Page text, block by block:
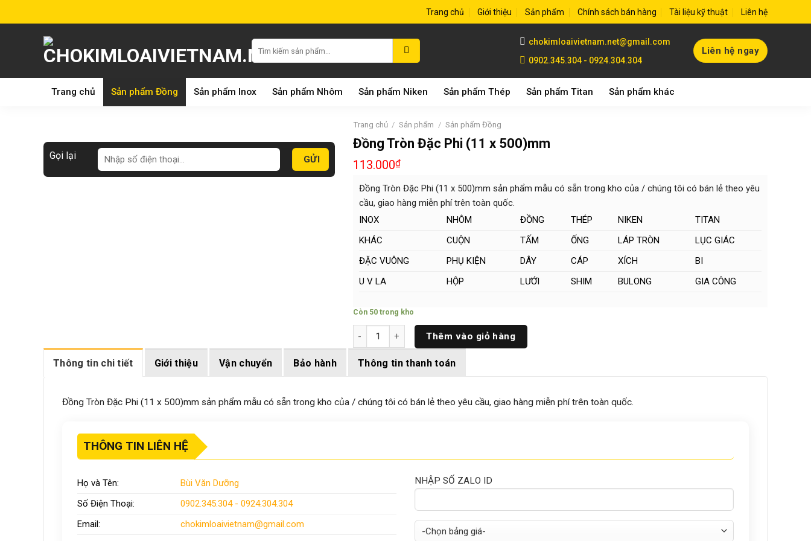
to
Trang chủ Giới thiệu Sản phẩm Chính sách bán hàng Tài liệu kỹ thuật Liên hệ
Tìm
kiếm:
chokimloaivietnam.net@gmail.com
0902.345.304 - 0924.304.304
Liên hệ ngay
Trang chủ Sản phẩm Đồng Sản phẩm Inox Sản phẩm Nhôm Sản phẩm Niken Sản phẩm Thép Sản phẩm Titan Sản phẩm khác
Gọi lại
Trang chủ / Sản phẩm / Sản phẩm Đồng
Đồng Tròn Đặc Phi (11 x 500)mm
113.000₫
Đồng Tròn Đặc Phi (11 x 500)mm sản phẩm mẫu có sẵn trong kho của / chúng tôi có bán lẻ theo yêu
cầu, giao hàng miễn phí trên toàn quốc.
INOX
NHÔM ĐỒNG THÉP NIKEN
TITAN
KHÁC
CUỘN TẤM ỐNG LÁP TRÒN
LỤC GIÁC
ĐẶC VUÔNG
PHỤ KIỆN DÂY CÁP XÍCH
BI
U V LA
HỘP LƯỚI SHIM BULONG GIA CÔNG
Còn 50 trong kho
Đồng Tròn Đặc Phi (11 x 500)mm số lượng
Thêm vào giỏ hàng
Thông tin chi tiết Giới thiệu Vận chuyển Bảo hành Thông tin thanh toán
Đồng Tròn Đặc Phi (11 x 500)mm sản phẩm mẫu có sẵn trong kho của / chúng tôi có bán lẻ theo yêu cầu, giao hàng miễn phí trên toàn quốc.
THÔNG TIN LIÊN HỆ
Họ và Tên:
Bùi Văn Dưỡng
Số Điện Thoại:
0902.345.304 - 0924.304.304
Email:
chokimloaivietnam@gmail.com
NHẬP SỐ ZALO ID